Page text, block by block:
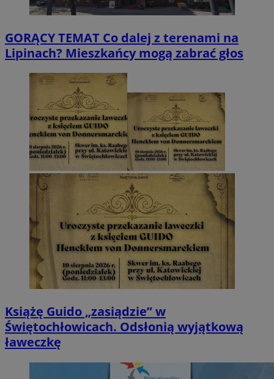
GORĄCY TEMAT Co dalej z terenami na
Lipinach? Mieszkańcy mogą zabrać głos
Książę Guido „zasiądzie” w
Świętochłowicach. Odsłonią wyjątkową
ławeczkę